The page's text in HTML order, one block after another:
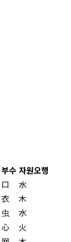
부수 자원오행
口
水
衣
木
虫
水
心
火